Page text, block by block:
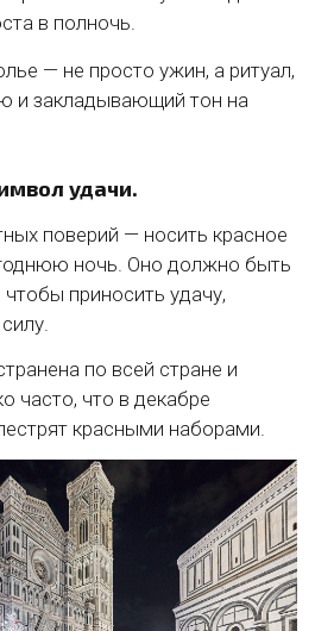
в полночь.
— не просто ужин, а ритуал,
и закладывающий тон на
удачи.
поверий — носить красное
ночь. Оно должно быть
приносить удачу,
по всей стране и
часто, что в декабре
красными наборами.